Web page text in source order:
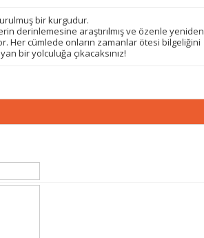
bir kurgudur.
derinlemesine araştırılmış ve özenle yeniden
Her cümlede onların zamanlar ötesi bilgeliğini
bir yolculuğa çıkacaksınız!